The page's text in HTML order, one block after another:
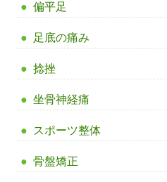
偏平足
足底の痛み
捻挫
坐骨神経痛
スポーツ整体
骨盤矯正